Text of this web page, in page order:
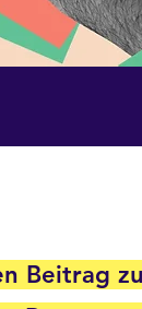
Beitrag